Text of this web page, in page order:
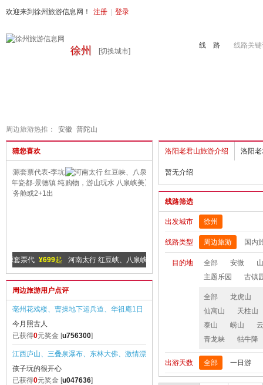
欢迎来到徐州旅游信息网！ 注册 登录
徐州 [切换城市]
线路关
线 路
周边旅游热推： 安徽 普陀山
猜您喜欢
起
都-
¥300起
河南太行 红豆峡、八泉峡 2日游
【纯玩0购物，游山玩水 八泉峡美】
山东曲阜三孔、五岳之首泰山 2日
游【赠送泰山上行环保车】
周边旅游用户点评
亳州花戏楼、曹操地下运兵道、华祖庵1日
游
今月照古人
已获得0元奖金 [u756300]
江西庐山、三叠泉瀑布、东林大佛、激情漂
流 3日游【无购物 纯玩团】
孩子玩的很开心
已获得0元奖金 [u047636]
洛阳老君山旅游介绍 洛阳
暂无介绍
线路筛选
出发城市 徐州
线路类型 周边旅游 国内
目的地 全部 安微
主题乐园
古镇
全部
龙虎山
仙寓山
天柱山
泰山
崂山
青龙峡
牯牛降
出游天数 全部 一日游